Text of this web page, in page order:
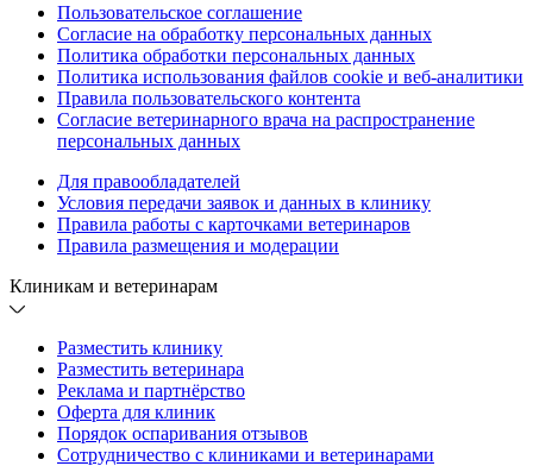
Пользовательское соглашение
Согласие на обработку персональных данных
Политика обработки персональных данных
Политика использования файлов cookie и веб-аналитики
Правила пользовательского контента
Согласие ветеринарного врача на распространение
персональных данных
Для правообладателей
Условия передачи заявок и данных в клинику
Правила работы с карточками ветеринаров
Правила размещения и модерации
Клиникам и ветеринарам
Разместить клинику
Разместить ветеринара
Реклама и партнёрство
Оферта для клиник
Порядок оспаривания отзывов
Сотрудничество с клиниками и ветеринарами